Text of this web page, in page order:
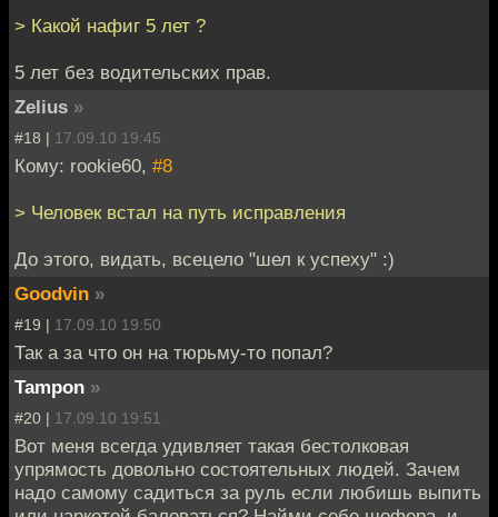
> Какой нафиг 5 лет ?
5 лет без водительских прав.
Zelius »
#18 | 17.09.10 19:45
Кому: rookie60, #8
> Человек встал на путь исправления
До этого, видать, всецело "шел к успеху" :)
Goodvin »
#19 | 17.09.10 19:50
Так а за что он на тюрьму-то попал?
Tampon »
#20 | 17.09.10 19:51
Вот меня всегда удивляет такая бестолковая
упрямость довольно состоятельных людей. Зачем
надо самому садиться за руль если любишь выпить